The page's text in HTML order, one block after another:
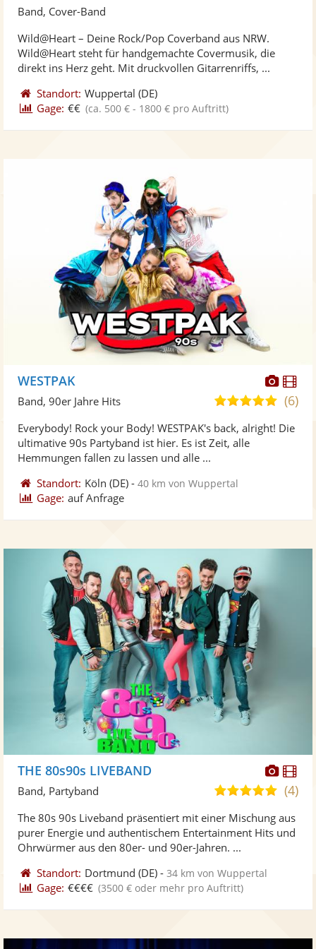
Band, Cover-Band
Wild@Heart – Deine Rock/Pop Coverband aus NRW.
Wild@Heart steht für handgemachte Covermusik, die
direkt ins Herz geht. Mit druckvollen Gitarrenriffs, ...
Standort: Wuppertal (DE)
Gage: €€ (ca. 500 € - 1800 € pro Auftritt)
Fotos
WESTPAK
5,0
5
(6)
Band, 90er Jahre Hits
Everybody! Rock your Body! WESTPAK's back, alright! Die
ultimative 90s Partyband ist hier. Es ist Zeit, alle
Hemmungen fallen zu lassen und alle ...
Standort: Köln (DE) -40 km von Wuppertal
Gage: auf Anfrage
Fotos
THE 80s90s LIVEBAND
5,0
5
(4)
Band, Partyband
The 80s 90s Liveband präsentiert mit einer Mischung aus
purer Energie und authentischem Entertainment Hits und
Ohrwürmer aus den 80er- und 90er-Jahren. ...
Standort: Dortmund (DE) -34 km von Wuppertal
Gage: €€€€ (3500 € oder mehr pro Auftritt)